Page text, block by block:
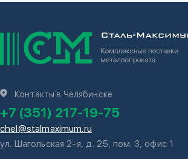
Контакты в Челябинске
+7 (351) 217-19-75
chel@stalmaximum.ru
ул. Шагольская 2-я, д. 25, пом. 3, офис 1